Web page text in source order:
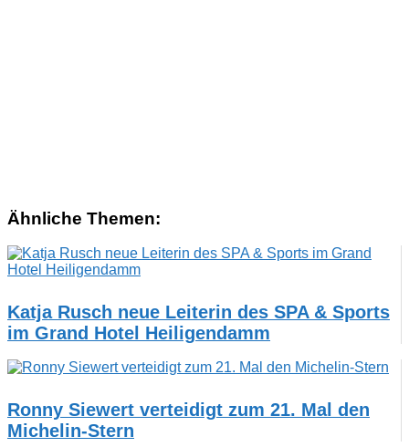
Ähnliche Themen:
Katja Rusch neue Leiterin des SPA & Sports
im Grand Hotel Heiligendamm
Ronny Siewert verteidigt zum 21. Mal den
Michelin-Stern